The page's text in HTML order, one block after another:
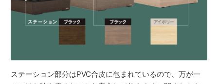
ステーション部分はPVC合皮に包まれているので、万が一